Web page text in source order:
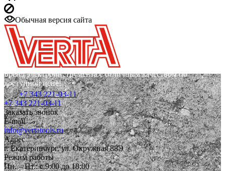
Обычная версия сайта
Бренд электроинструмента с отличным качеством по
доступной цене!
+7 343 221-03-11
+7 343 221-03-11
Заказать звонок
E-mail
info@vertatools.ru
Адрес
г. Екатеринбург, ул. Окружная 88Э
Режим работы
Пн. – Пт.: с 9:00 до 18:00